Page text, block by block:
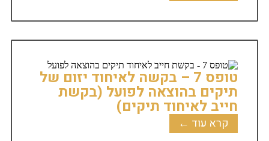
טופס 7 – בקשה לאיחוד יזום של
תיקים בהוצאה לפועל (בקשת
חייב לאיחוד תיקים)
קרא עוד ←